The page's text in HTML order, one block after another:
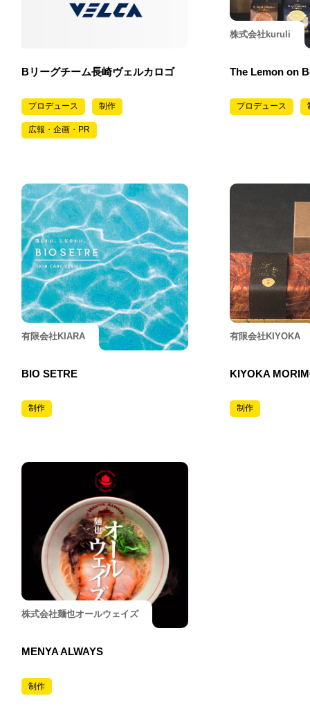
Bリーグチーム長崎ヴェルカロゴ
プロデュース 制作
広報・企画・PR
株式会社kuruli
The Lemon on
プロデュース
有限会社KIARA
BIO SETRE
制作
有限会社KIYOKA
KIYOKA
制作
株式会社麺也オールウェイズ
MENYA ALWAYS
制作